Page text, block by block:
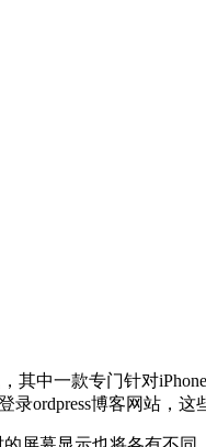
其中一款专门针对
ordpress博客网站，这